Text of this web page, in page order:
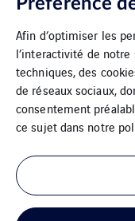
VINCI Energies
The Agility Effect
Conditions
Préférence
Afin d’optimiser les
l’interactivité de
techniques, des
de réseaux sociaux,
consentement
ce sujet dans notre